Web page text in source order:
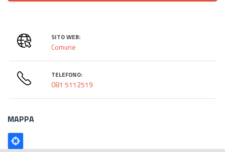
SITO WEB:
Comune
TELEFONO:
081 5112519
MAPPA
Poligono